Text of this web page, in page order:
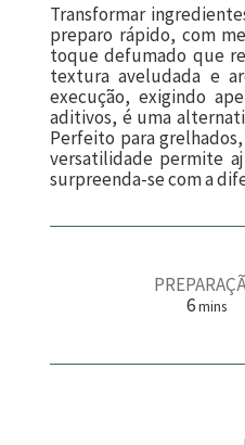
Transformar
preparo rápido, com
toque defumado que
textura aveludada e
execução, exigindo
aditivos, é uma
Perfeito para
versatilidade permite
surpreenda-se com a
6m
u
mins